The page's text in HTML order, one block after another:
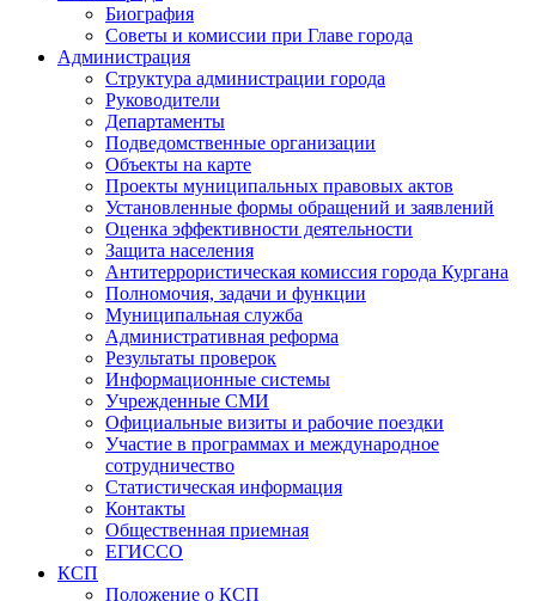
Биография
Советы и комиссии при Главе города
Администрация
Структура администрации города
Руководители
Департаменты
Подведомственные организации
Объекты на карте
Проекты муниципальных правовых актов
Установленные формы обращений и заявлений
Оценка эффективности деятельности
Защита населения
Антитеррористическая комиссия города Кургана
Полномочия, задачи и функции
Муниципальная служба
Административная реформа
Результаты проверок
Информационные системы
Учрежденные СМИ
Официальные визиты и рабочие поездки
Участие в программах и международное
сотрудничество
Статистическая информация
Контакты
Общественная приемная
ЕГИССО
КСП
Положение о КСП